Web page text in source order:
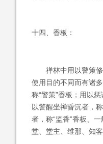
十四、香板：
禅林中用以警策修
使用目的不同而有诸
称“警策”香板；用以
以警醒坐禅昏沉者，
者，称“监香”香板、
堂、堂主、维那、知